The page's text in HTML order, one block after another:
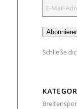
Schließe